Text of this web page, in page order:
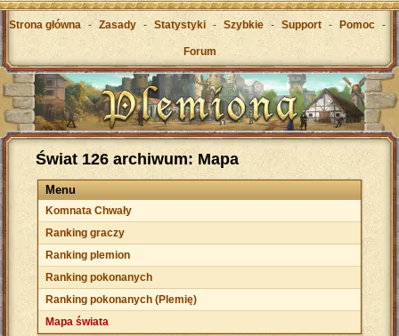
Strona główna - Zasady - Statystyki - Szybkie - Support - Pomoc -
Forum
Świat 126 archiwum: Mapa
Menu
Komnata Chwały
Ranking graczy
Ranking plemion
Ranking pokonanych
Ranking pokonanych (Plemię)
Mapa świata